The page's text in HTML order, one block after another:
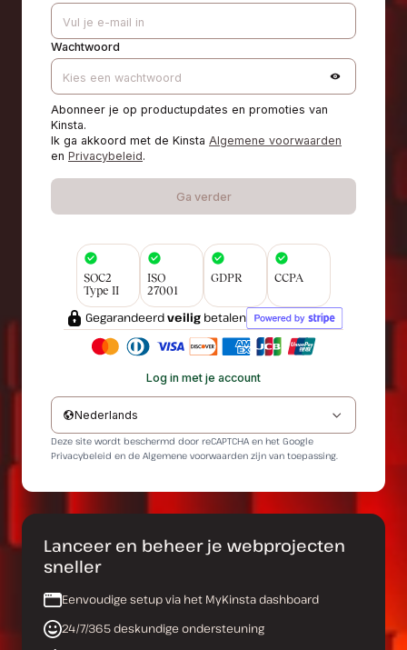
Wachtwoord
Abonneer je op productupdates en promoties van
Kinsta.
Ik ga akkoord met de Kinsta Algemene voorwaarden
en Privacybeleid.
Ga verder
SOC2
Type II
ISO
27001
GDPR CCPA
Gegarandeerdveilig betalen
Log in met je account
Nederlands
Deze site wordt beschermd door reCAPTCHA en het Google
Privacybeleid en de Algemene voorwaarden zijn van toepassing.
Lanceer en beheer je webprojecten
sneller
Eenvoudige setup via het MyKinsta dashboard
24/7/365 deskundige ondersteuning